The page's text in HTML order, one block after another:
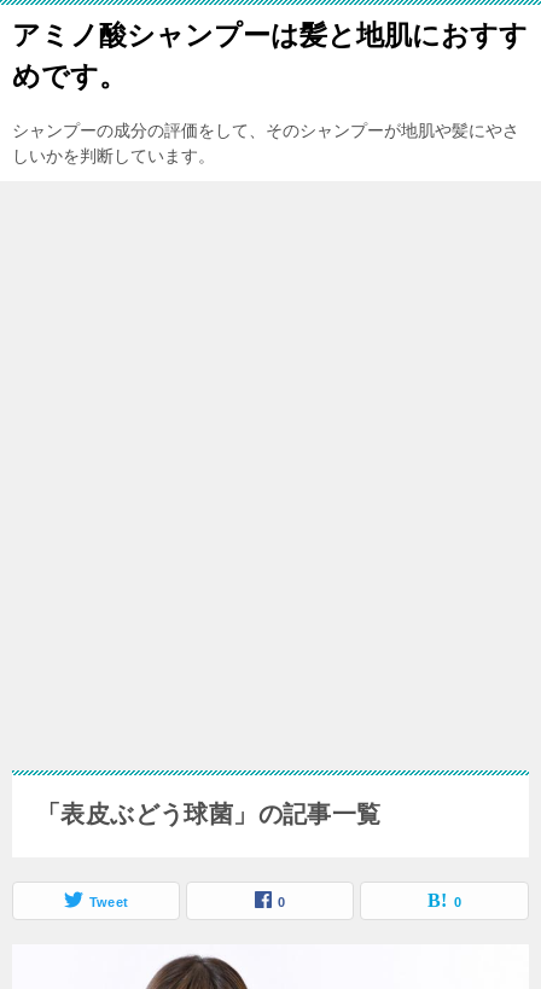
アミノ酸シャンプーは髪と地肌におすす
めです。
シャンプーの成分の評価をして、そのシャンプーが地肌や髪にやさ
しいかを判断しています。
「表皮ぶどう球菌」の記事一覧
Tweet 0 0